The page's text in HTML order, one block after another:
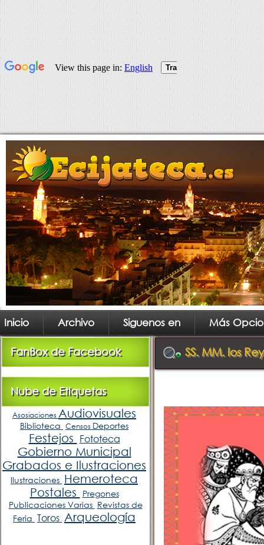
Inicio Archivo Siguenos en Más
FanBox de Facebook
Nube de Etiquetas
Asosiaciones Audiovisuales
Biblioteca Censos Deportes
Festejos Fototeca
Gobierno Municipal
Grabados e Ilustraciones
Ilustraciones Hemeroteca
Postales
Pregones
Publicaciones Varias Revistas de
Feria Toros Arqueología
SS. MM. los